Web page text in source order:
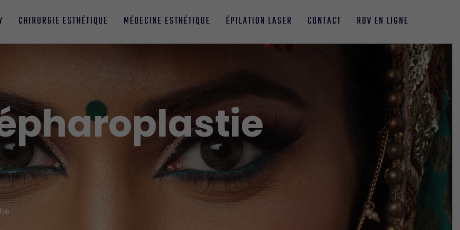
CHIRURGIE ESTHÉTIQUE MÉDECINE ESTHÉTIQUE ÉPILATION LASER CONTACT RDV EN LIGNE